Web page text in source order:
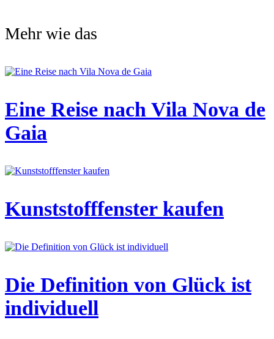
Mehr wie das
Eine Reise nach Vila Nova de
Gaia
Kunststofffenster kaufen
Die Definition von Glück ist
individuell